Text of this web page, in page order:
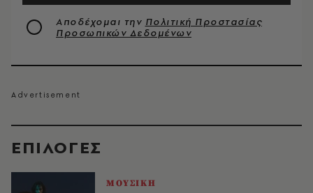
EΠΙΛΟΓΈΣ
ΜΟΥΣΙΚΗ
Αποδέχομαι την Πολιτική Προστασίας
Προσωπικών Δεδομένων